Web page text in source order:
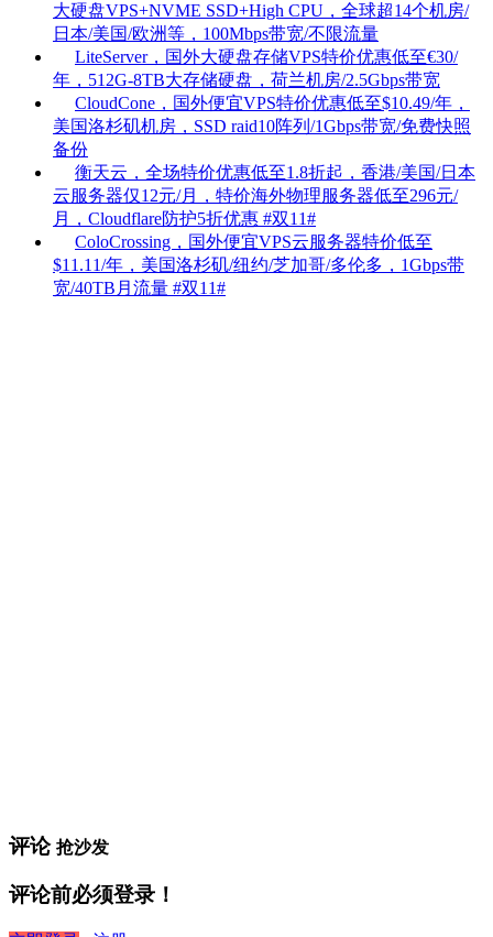
大硬盘VPS+NVME SSD+High CPU，全球超14个机房/
日本/美国/欧洲等，100Mbps带宽/不限流量
LiteServer，国外大硬盘存储VPS特价优惠低至€30/
年，512G-8TB大存储硬盘，荷兰机房/2.5Gbps带宽
CloudCone，国外便宜VPS特价优惠低至$10.49/年，
美国洛杉矶机房，SSD raid10阵列/1Gbps带宽/免费快照
备份
衡天云，全场特价优惠低至1.8折起，香港/美国/日本
云服务器仅12元/月，特价海外物理服务器低至296元/
月，Cloudflare防护5折优惠 #双11#
ColoCrossing，国外便宜VPS云服务器特价低至
$11.11/年，美国洛杉矶/纽约/芝加哥/多伦多，1Gbps带
宽/40TB月流量 #双11#
评论 抢沙发
评论前必须登录！